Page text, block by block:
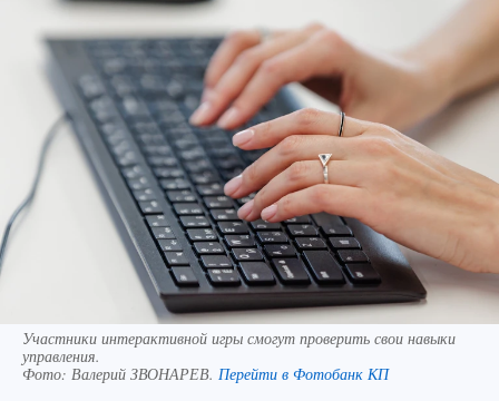
Участники интерактивной игры смогут проверить свои навыки
управления.
Фото: Валерий ЗВОНАРЕВ. Перейти в Фотобанк КП